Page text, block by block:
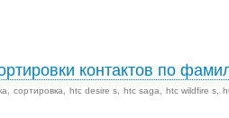
контактов по
сортировка htc desire s htc saga htc wildfire s